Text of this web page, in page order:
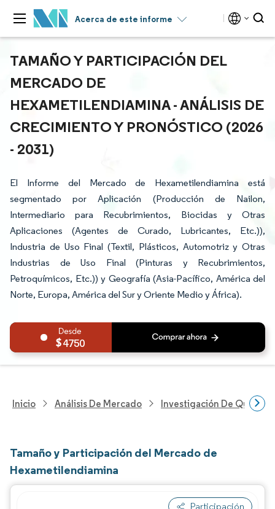
Acerca de este informe
TAMAÑO Y PARTICIPACIÓN DEL
MERCADO DE
HEXAMETILENDIAMINA - ANÁLISIS DE
CRECIMIENTO Y PRONÓSTICO (2026
- 2031)
El Informe del Mercado de Hexametilendiamina está
segmentado por Aplicación (Producción de Nailon,
Intermediario para Recubrimientos, Biocidas y Otras
Aplicaciones (Agentes de Curado, Lubricantes, Etc.)),
Industria de Uso Final (Textil, Plásticos, Automotriz y Otras
Industrias de Uso Final (Pinturas y Recubrimientos,
Petroquímicos, Etc.)) y Geografía (Asia-Pacífico, América del
Norte, Europa, América del Sur y Oriente Medio y África).
4750
Inicio Análisis De Mercado Investigación De
Tamaño y Participación del Mercado de
Hexametilendiamina
Participación